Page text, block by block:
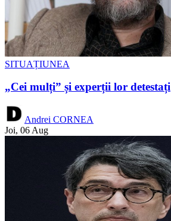
SITUAȚIUNEA
„Cei mulți” și experții lor detestați
Andrei CORNEA
Joi, 06 Aug